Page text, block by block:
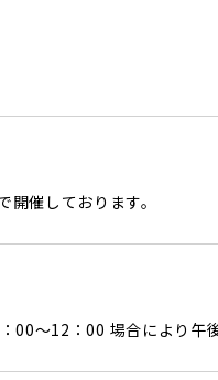
開催しております。
00〜12：00 場合により午